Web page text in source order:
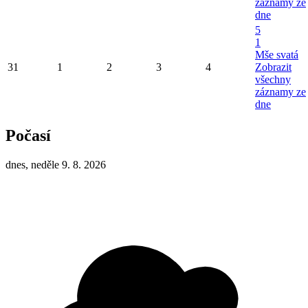
záznamy ze
dne
31 1 2 3 4
5
1
Mše svatá
Zobrazit
všechny
záznamy ze
dne
Počasí
dnes, neděle 9. 8. 2026